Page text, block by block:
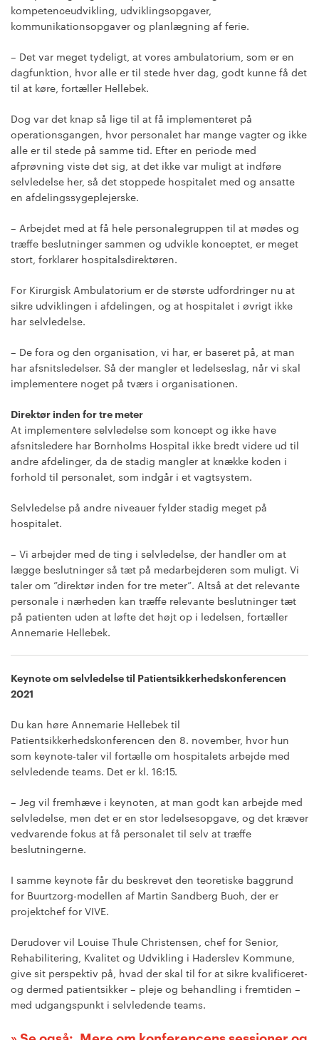
kompetenceudvikling, udviklingsopgaver,
kommunikationsopgaver og planlægning af ferie.
– Det var meget tydeligt, at vores ambulatorium, som er en
dagfunktion, hvor alle er til stede hver dag, godt kunne få det
til at køre, fortæller Hellebek.
Dog var det knap så lige til at få implementeret på
operationsgangen, hvor personalet har mange vagter og ikke
alle er til stede på samme tid. Efter en periode med
afprøvning viste det sig, at det ikke var muligt at indføre
selvledelse her, så det stoppede hospitalet med og ansatte
en afdelingssygeplejerske.
– Arbejdet med at få hele personalegruppen til at mødes og
træffe beslutninger sammen og udvikle konceptet, er meget
stort, forklarer hospitalsdirektøren.
For Kirurgisk Ambulatorium er de største udfordringer nu at
sikre udviklingen i afdelingen, og at hospitalet i øvrigt ikke
har selvledelse.
– De fora og den organisation, vi har, er baseret på, at man
har afsnitsledelser. Så der mangler et ledelseslag, når vi skal
implementere noget på tværs i organisationen.
Direktør inden for tre meter
At implementere selvledelse som koncept og ikke have
afsnitsledere har Bornholms Hospital ikke bredt videre ud til
andre afdelinger, da de stadig mangler at knække koden i
forhold til personalet, som indgår i et vagtsystem.
Selvledelse på andre niveauer fylder stadig meget på
hospitalet.
– Vi arbejder med de ting i selvledelse, der handler om at
lægge beslutninger så tæt på medarbejderen som muligt. Vi
taler om ”direktør inden for tre meter”. Altså at det relevante
personale i nærheden kan træffe relevante beslutninger tæt
på patienten uden at løfte det højt op i ledelsen, fortæller
Annemarie Hellebek.
Keynote om selvledelse til Patientsikkerhedskonferencen
2021
Du kan høre Annemarie Hellebek til
Patientsikkerhedskonferencen den 8. november, hvor hun
som keynote-taler vil fortælle om hospitalets arbejde med
selvledende teams. Det er kl. 16:15.
– Jeg vil fremhæve i keynoten, at man godt kan arbejde med
selvledelse, men det er en stor ledelsesopgave, og det kræver
vedvarende fokus at få personalet til selv at træffe
beslutningerne.
I samme keynote får du beskrevet den teoretiske baggrund
for Buurtzorg-modellen af Martin Sandberg Buch, der er
projektchef for VIVE.
Derudover vil Louise Thule Christensen, chef for Senior,
Rehabilitering, Kvalitet og Udvikling i Haderslev Kommune,
give sit perspektiv på, hvad der skal til for at sikre kvalificeret-
og dermed patientsikker – pleje og behandling i fremtiden –
med udgangspunkt i selvledende teams.